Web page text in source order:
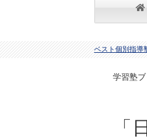
ベスト個別指導
学習塾
「